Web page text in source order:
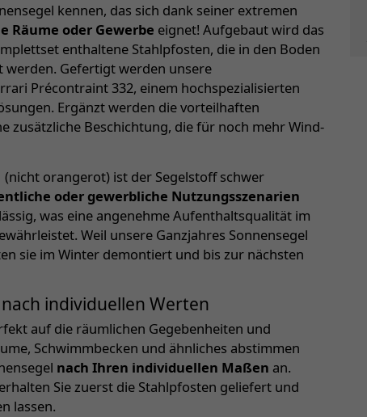
kennen, das sich dank seiner extremen
oder Gewerbe eignet! Aufgebaut wird das
enthaltene Stahlpfosten, die in den Boden
werden. Gefertigt werden unsere
Précontraint 332, einem hochspezialisierten
Ergänzt werden die vorteilhaften
zusätzliche Beschichtung, die für noch mehr Wind-
orangerot) ist der Segelstoff schwer
oder gewerbliche Nutzungsszenarien
was eine angenehme Aufenthaltsqualität im
Weil unsere Ganzjahres Sonnensegel
sie im Winter demontiert und bis zur nächsten
individuellen Werten
auf die räumlichen Gegebenheiten und
Schwimmbecken und ähnliches abstimmen
nach Ihren individuellen Maßen an.
Sie zuerst die Stahlpfosten geliefert und
lassen.